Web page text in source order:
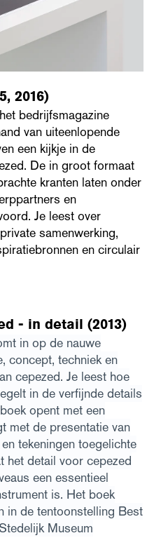
2016)
bedrijfsmagazine
van uiteenlopende
een kijkje in de
De in groot formaat
kranten laten onder
en
Je leest over
samenwerking,
en circulair
- in detail (2013)
in op de nauwe
concept, techniek en
cepezed. Je leest hoe
in de verfijnde details
opent met een
met de presentatie van
tekeningen toegelichte
het detail voor cepezed
een essentieel
is. Het boek
in de tentoonstelling Best
Museum